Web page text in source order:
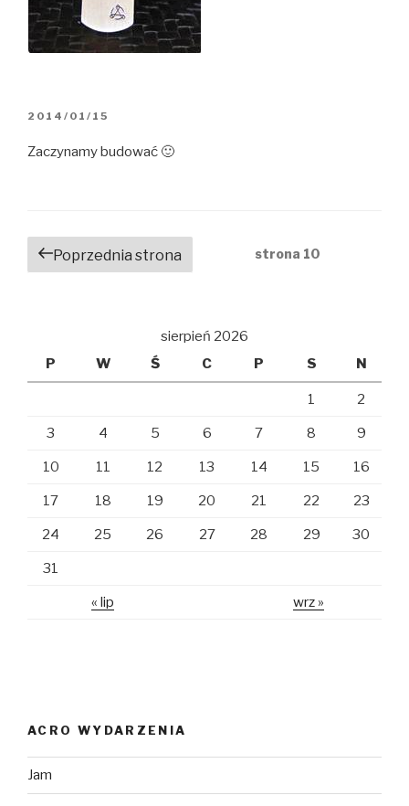
OPUBLIKOWANE
2014/01/15
Zaczynamy budować 🙂
Nawigacja
po
Poprzednia strona strona 10
sierpień 2026
P
W Ś C P S N
1 2
3 4 5 6 7 8 9
10 11 12 13 14 15 16
17 18 19 20 21 22 23
24 25 26 27 28 29 30
31
« lip wrz »
ACRO WYDARZENIA
Jam